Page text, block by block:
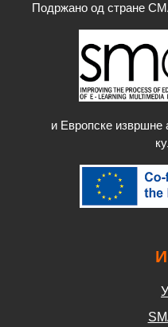
Подржано од стране
и Европске извршне